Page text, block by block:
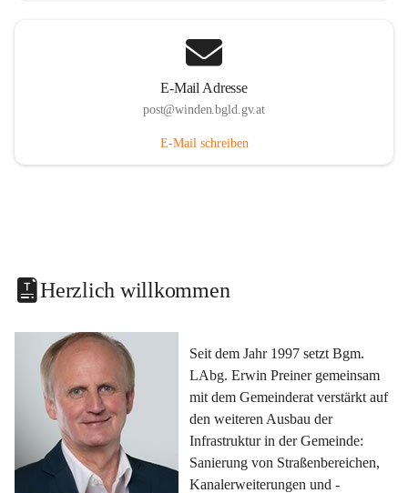
E-Mail Adresse
post@winden.bgld.gv.at
E-Mail schreiben
Herzlich willkommen
Seit dem Jahr 1997 setzt Bgm.
LAbg. Erwin Preiner gemeinsam
mit dem Gemeinderat verstärkt auf
den weiteren Ausbau der
Infrastruktur in der Gemeinde:
Sanierung von Straßenbereichen,
Kanalerweiterungen und -